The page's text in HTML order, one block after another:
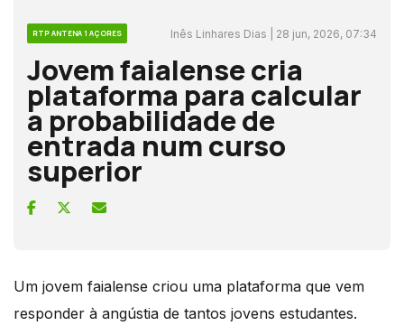
RTP ANTENA 1 AÇORES Inês Linhares Dias | 28 jun, 2026, 07:34
Jovem faialense cria
plataforma para calcular
a probabilidade de
entrada num curso
superior
Um jovem faialense criou uma plataforma que vem
responder à angústia de tantos jovens estudantes.